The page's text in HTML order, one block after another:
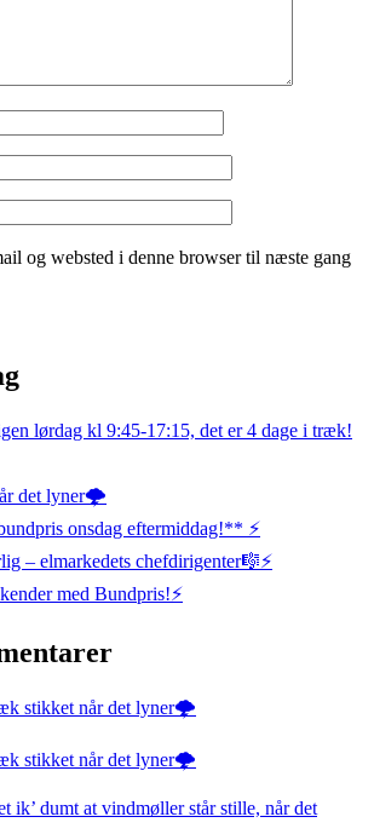
og websted i denne browser til næste gang
lørdag kl 9:45-17:15, det er 4 dage i træk!
det lyner🌩️
onsdag eftermiddag!** ⚡️
– elmarkedets chefdirigenter🎼⚡
med Bundpris!⚡️
stikket når det lyner🌩️
stikket når det lyner🌩️
ik’ dumt at vindmøller står stille, når det